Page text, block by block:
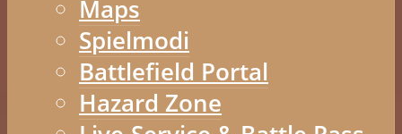
Maps
Spielmodi
Battlefield Portal
Hazard Zone